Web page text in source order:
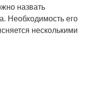
назвать
Необходимость его
несколькими